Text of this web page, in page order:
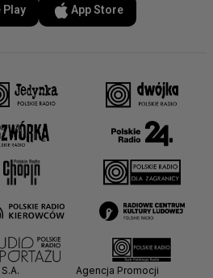
Play App Store
Agencja Promocji